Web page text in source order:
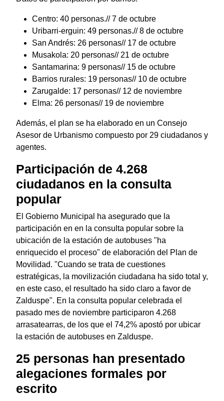
Centro: 40 personas.// 7 de octubre
Uribarri-erguin: 49 personas.// 8 de octubre
San Andrés: 26 personas// 17 de octubre
Musakola: 20 personas// 21 de octubre
Santamarina: 9 personas// 15 de octubre
Barrios rurales: 19 personas// 10 de octubre
Zarugalde: 17 personas// 12 de noviembre
Elma: 26 personas// 19 de noviembre
Además, el plan se ha elaborado en un Consejo
Asesor de Urbanismo compuesto por 29 ciudadanos y
agentes.
Participación de 4.268
ciudadanos en la consulta
popular
El Gobierno Municipal ha asegurado que la
participación en en la consulta popular sobre la
ubicación de la estación de autobuses "ha
enriquecido el proceso" de elaboración del Plan de
Movilidad. "Cuando se trata de cuestiones
estratégicas, la movilización ciudadana ha sido total y,
en este caso, el resultado ha sido claro a favor de
Zalduspe". En la consulta popular celebrada el
pasado mes de noviembre participaron 4.268
arrasatearras, de los que el 74,2% apostó por ubicar
la estación de autobuses en Zalduspe.
25 personas han presentado
alegaciones formales por
escrito